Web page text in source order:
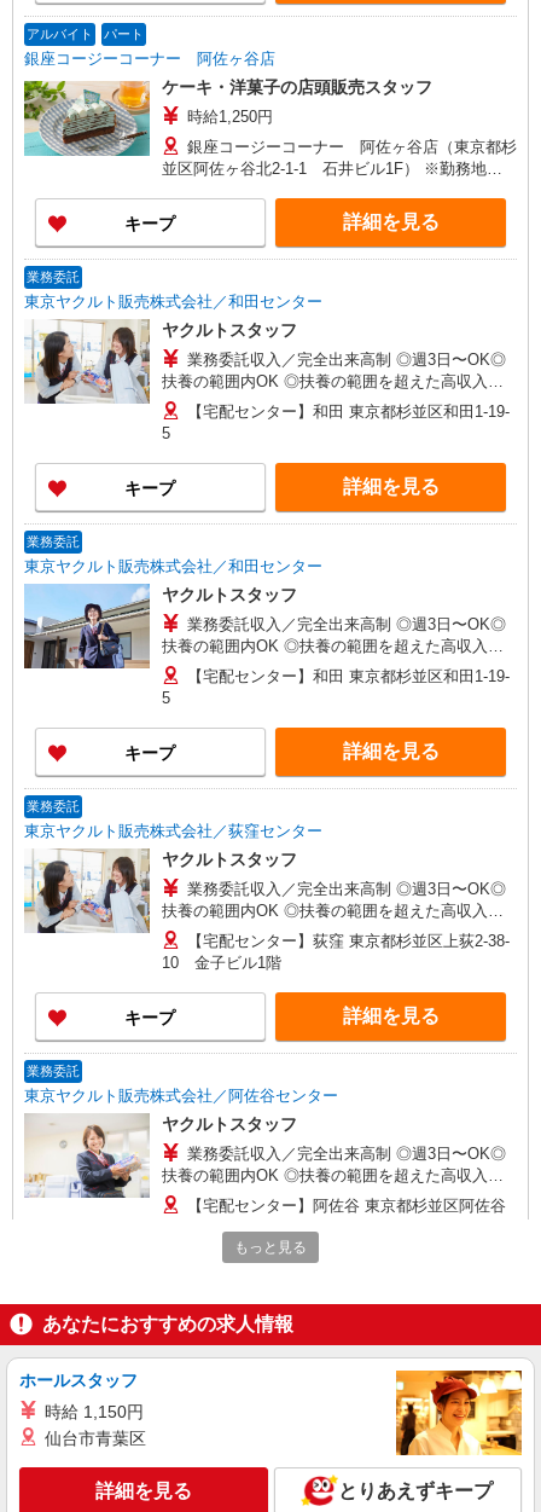
アルバイト パート
銀座コージーコーナー 阿佐ヶ谷店
ケーキ・洋菓子の店頭販売スタッフ
時給1,250円
銀座コージーコーナー 阿佐ヶ谷店（東京都杉
並区阿佐ヶ谷北2-1-1 石井ビル1F） ※勤務地変
キープ 詳細を見る
業務委託
東京ヤクルト販売株式会社／和田センター
ヤクルトスタッフ
業務委託収入／完全出来高制 ◎週3日〜OK◎
扶養の範囲内OK ◎扶養の範囲を超えた高収入も
応相談 ※収入補償制度/月10万円（最長12か月
間） ◆月収例:週5日9時-13時の場合 月10万円〜
りなし！ ※研修制度あり 収入保障期間：12か月
【宅配センター】和田 東京都杉並区和田1-19-
5
キープ 詳細を見る
業務委託
東京ヤクルト販売株式会社／和田センター
ヤクルトスタッフ
業務委託収入／完全出来高制 ◎週3日〜OK◎
扶養の範囲内OK ◎扶養の範囲を超えた高収入も
応相談 ※収入補償制度/月10万円（最長12か月
間） ◆月収例:週5日9時-13時の場合 月10万円〜
りなし！ ※研修制度あり 収入保障期間：12か月
【宅配センター】和田 東京都杉並区和田1-19-
5
キープ 詳細を見る
業務委託
東京ヤクルト販売株式会社／荻窪センター
ヤクルトスタッフ
業務委託収入／完全出来高制 ◎週3日〜OK◎
扶養の範囲内OK ◎扶養の範囲を超えた高収入も
応相談 ※収入補償制度/月10万円（最長12か月
間） ◆月収例:週5日9時-13時の場合 月10万円〜
週5日9時-15時の場合 月15万円〜 ◆ノルマ・買取
りなし！ ※研修制度あり 収入保障期間：12か月
【宅配センター】荻窪 東京都杉並区上荻2-38-
10 金子ビル1階
キープ 詳細を見る
業務委託
東京ヤクルト販売株式会社／阿佐谷センター
ヤクルトスタッフ
業務委託収入／完全出来高制 ◎週3日〜OK◎
扶養の範囲内OK ◎扶養の範囲を超えた高収入も
応相談 ※収入補償制度/月10万円（最長12か月
間） ◆月収例:週5日9時-13時の場合 月10万円〜
週5日9時-15時の場合 月15万円〜 ◆ノルマ・買取
りなし！ ※研修制度あり 収入保障期間：12か月
【宅配センター】阿佐谷 東京都杉並区阿佐谷
業務委託
東京ヤクルト販売株式会社／永福センター
業務委託収入／完全出来高制 ◎週3日〜OK◎
扶養の範囲内OK ◎扶養の範囲を超えた高収入も
間） ◆月収例:週5日9時-13時の場合 月10万円〜
週5日9時-15時の場合 月15万円〜 ◆ノルマ・買取
【宅配センター】永福 東京都杉並区永福4-26-
13
もっと見る
あなたにおすすめの求人情報
ホールスタッフ
時給 1,150円
仙台市青葉区
詳細を見る とりあえずキープ